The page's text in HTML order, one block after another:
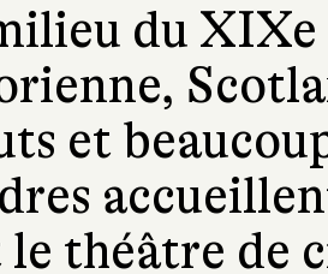
du XIXe
et
le théâtre de